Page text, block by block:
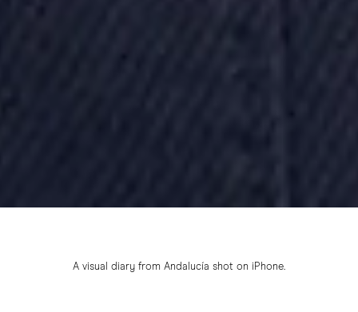
A visual diary from Andalucía shot on iPhone.